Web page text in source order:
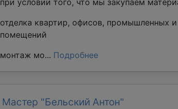
при условии того, что мы закупаем
отделка квартир, офисов, промышленных
помещений
монтаж мо... Подробнее
Мастер "Бельский Антон"